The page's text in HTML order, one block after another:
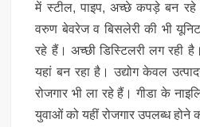
में स्टील, पाइप, अच्छे कपड़े बन रहे
वरुण बेवरेज व बिसलेरी की भी
रहे हैं। अच्छी डिस्टिलरी लग रही
यहां बन रहा है। उद्योग केवल
रोजगार भी ला रहे हैं। गीडा के
युवाओं को यहीं रोजगार उपलब्ध होने